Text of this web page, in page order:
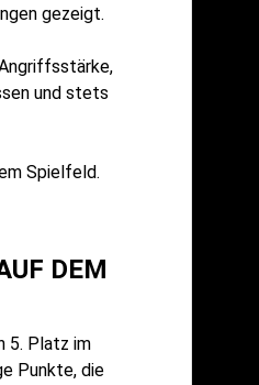
gezeigt.
und stets
Spielfeld.
DEM
5. Platz im
Punkte, die